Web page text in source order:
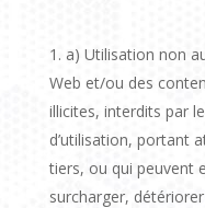
a) Utilisation non
Web et/ou des
illicites, interdits par
d’utilisation, portant
tiers, ou qui peuvent
surcharger,